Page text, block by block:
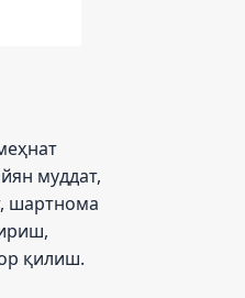
муддат,
шартнома
қилиш.